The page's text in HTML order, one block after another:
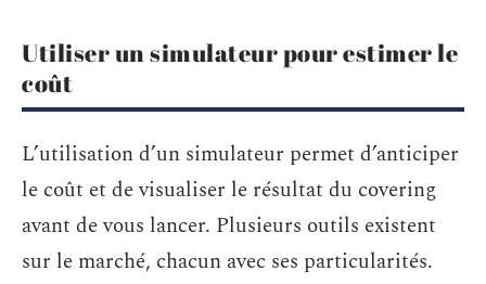
Utiliser un simulateur pour estimer le
coût
L’utilisation d’un simulateur permet d’anticiper
le coût et de visualiser le résultat du covering
avant de vous lancer. Plusieurs outils existent
sur le marché, chacun avec ses particularités.